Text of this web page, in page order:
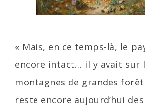
« Mais, en ce temps-là, le
encore intact… il y avait sur
montagnes de grandes
reste encore aujourd’hui